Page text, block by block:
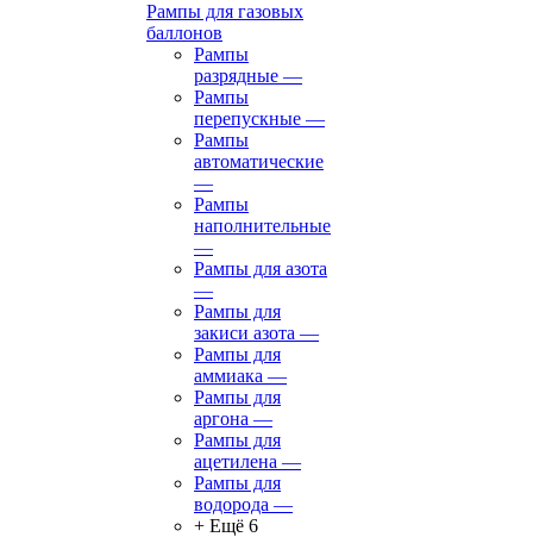
Рампы для газовых
баллонов
Рампы
разрядные —
Рампы
перепускные —
Рампы
автоматические
—
Рампы
наполнительные
—
Рампы для азота
—
Рампы для
закиси азота —
Рампы для
аммиака —
Рампы для
аргона —
Рампы для
ацетилена —
Рампы для
водорода —
+ Ещё 6